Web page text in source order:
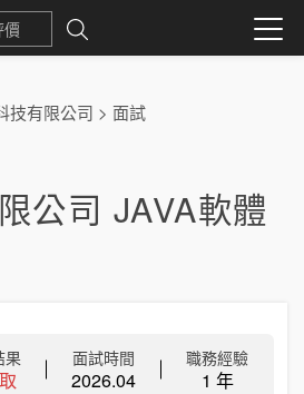
技有限公司 > 面試
公司 JAVA軟體
果 面試時間
2026.04
職務經驗
1 年